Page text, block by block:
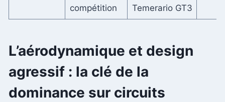
compétition
Temerario GT3
L’aérodynamique et design
agressif : la clé de la
dominance sur circuits